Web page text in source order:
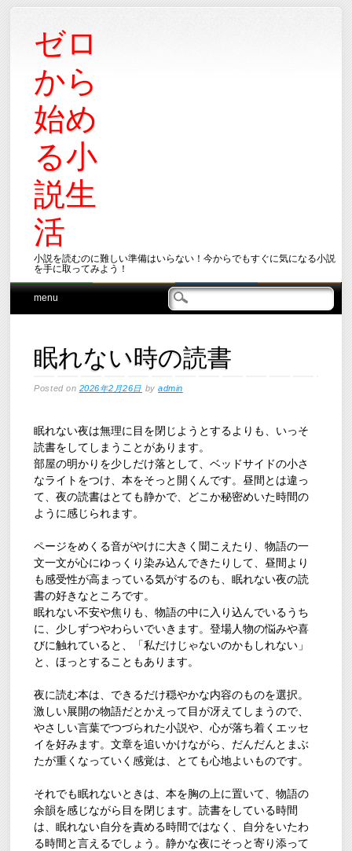
ゼロ
から
始め
る小
説生
活
小説を読むのに難しい準備はいらない！今からでもすぐに気になる小説
を手に取ってみよう！
Main menu
Skip
menu
眠れない時の読書
Posted on 2026年2月26日 byadmin
眠れない夜は無理に目を閉じようとするよりも、いっそ
読書をしてしまうことがあります。
部屋の明かりを少しだけ落として、ベッドサイドの小さ
なライトをつけ、本をそっと開くんです。昼間とは違っ
て、夜の読書はとても静かで、どこか秘密めいた時間の
ように感じられます。
ページをめくる音がやけに大きく聞こえたり、物語の一
文一文が心にゆっくり染み込んできたりして、昼間より
も感受性が高まっている気がするのも、眠れない夜の読
書の好きなところです。
眠れない不安や焦りも、物語の中に入り込んでいるうち
に、少しずつやわらいでいきます。登場人物の悩みや喜
びに触れていると、「私だけじゃないのかもしれない」
と、ほっとすることもあります。
夜に読む本は、できるだけ穏やかな内容のものを選択。
激しい展開の物語だとかえって目が冴えてしまうので、
やさしい言葉でつづられた小説や、心が落ち着くエッセ
イを好みます。文章を追いかけながら、だんだんとまぶ
たが重くなっていく感覚は、とても心地よいものです。
それでも眠れないときは、本を胸の上に置いて、物語の
余韻を感じながら目を閉じます。読書をしている時間
は、眠れない自分を責める時間ではなく、自分をいたわ
る時間と言えるでしょう。静かな夜にそっと寄り添って